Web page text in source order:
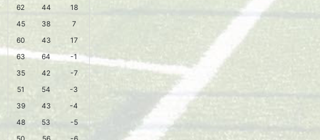
62 44
18
45 38
7
60 43
17
63 64
-1
35 42
-7
51 54
-3
39 43
-4
48 53
-5